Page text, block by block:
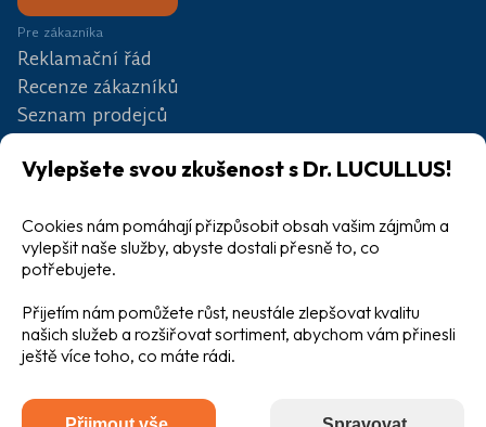
Pre zákazníka
Reklamační řád
Recenze zákazníků
Seznam prodejců
Soutěž
Velkoobchod
Všeobecné obchodní podmínky
Ochrana osobních údajů
Vylepšete svou zkušenost s Dr. LUCULLUS!
Cookies nám pomáhají přizpůsobit obsah vašim zájmům a
vylepšit naše služby, abyste dostali přesně to, co
potřebujete.
Přijetím nám pomůžete růst, neustále zlepšovat kvalitu
našich služeb a rozšiřovat sortiment, abychom vám přinesli
ještě více toho, co máte rádi.